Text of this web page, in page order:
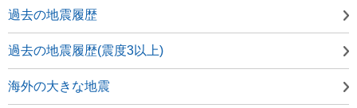
過去の地震履歴
過去の地震履歴(震度3以上)
海外の大きな地震